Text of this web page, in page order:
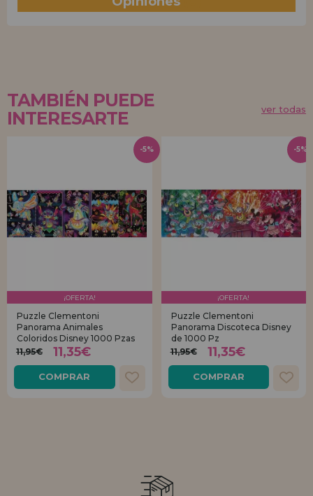
TAMBIÉN PUEDE
INTERESARTE
ver todas
¡OFERTA!
Puzzle Clementoni
Panorama Animales
Coloridos Disney 1000 Pzas
11,95€
11,35€
COMPRAR
-5%
¡OFERTA!
Puzzle Clementoni
Panorama Discoteca Disney
de 1000 Pz
11,95€
11,35€
COMPRAR
-5%